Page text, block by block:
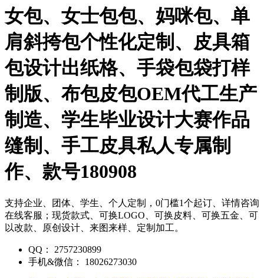
女包、女士包包、妈咪包、单
肩斜挎包个性化定制、皮具箱
包设计出纸格、手袋包袋打样
制版、布包皮包OEM代工生产
制造、学生毕业设计大赛作品
缝制、手工皮具私人专属制
作、款号180908
支持企业、团体、学生、个人定制，0门槛1个起订、详情咨询
在线客服；现货款式、可换LOGO、可换皮料、可换五金、可
以改款、原创设计、来图来样、定制加工。
QQ：
2757230899
手机&微信：
18026273030